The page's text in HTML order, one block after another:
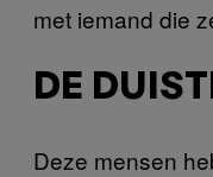
met iemand die
DE
Deze mensen